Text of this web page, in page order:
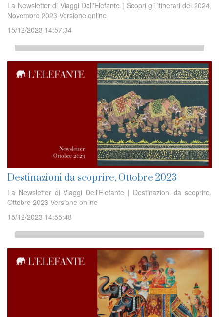
La Newsletter di Viaggi Dell'Elefante | Scopri gli itinerari del 2024,
Novembre 2023 Versione online
15/12/2023 14:57:34
Destinazioni da scoprire, Ottobre 2023
La Newsletter di Viaggi Dell'Elefante | Destinazioni da scoprire,
Ottobre 2023 Versione online
15/12/2023 14:55:48